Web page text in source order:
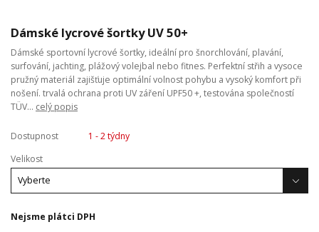
Dámské lycrové šortky UV 50+
Dámské sportovní lycrové šortky, ideální pro šnorchlování, plavání,
surfování, jachting, plážový volejbal nebo fitnes. Perfektní střih a vysoce
pružný materiál zajišťuje optimální volnost pohybu a vysoký komfort při
nošení. trvalá ochrana proti UV záření UPF50 +, testována společností
TÜV... celý popis
Dostupnost
1 - 2 týdny
Velikost
Nejsme plátci DPH